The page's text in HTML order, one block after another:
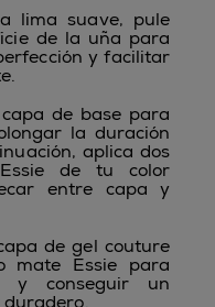
lima suave, pule
de la uña para
y facilitar
de base para
la duración
aplica dos
de tu color
entre capa y
de gel couture
mate Essie para
y conseguir un